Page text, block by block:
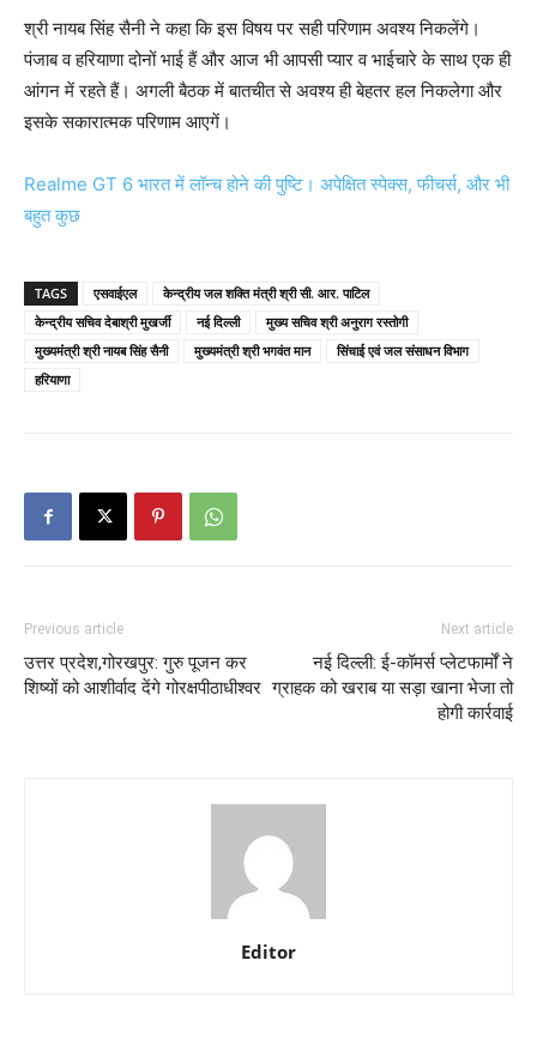
श्री नायब सिंह सैनी ने कहा कि इस विषय पर सही परिणाम अवश्य निकलेंगे।
पंजाब व हरियाणा दोनों भाई हैं और आज भी आपसी प्यार व भाईचारे के साथ एक ही
आंगन में रहते हैं। अगली बैठक में बातचीत से अवश्य ही बेहतर हल निकलेगा और
इसके सकारात्मक परिणाम आएगें।
Realme GT 6 भारत में लॉन्च होने की पुष्टि। अपेक्षित स्पेक्स, फीचर्स, और भी
बहुत कुछ
TAGS एसवाईएल
केन्द्रीय जल शक्ति मंत्री श्री सी. आर. पाटिल
केन्द्रीय सचिव देबाश्री मुखर्जी
नई दिल्ली
मुख्य सचिव श्री अनुराग रस्तोगी
मुख्यमंंत्री श्री नायब सिंह सैनी
मुख्यमंत्री श्री भगवंत मान
सिंचाई एवं जल संसाधन विभाग
हरियाणा
Previous article
उत्तर प्रदेश,गोरखपुर: गुरु पूजन कर
शिष्यों को आशीर्वाद देंगे गोरक्षपीठाधीश्वर
Next article
नई दिल्ली: ई-कॉमर्स प्लेटफार्मों ने
ग्राहक को खराब या सड़ा खाना भेजा तो
होगी कार्रवाई
Editor